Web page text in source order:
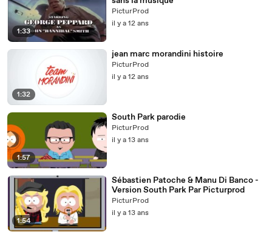
1:33
PicturProd
il y a 12 ans
1:32
jean marc morandini histoire
PicturProd
il y a 12 ans
1:57
South Park parodie
PicturProd
il y a 13 ans
1:54
Sébastien Patoche & Manu Di Banco -
Version South Park Par Picturprod
PicturProd
il y a 13 ans